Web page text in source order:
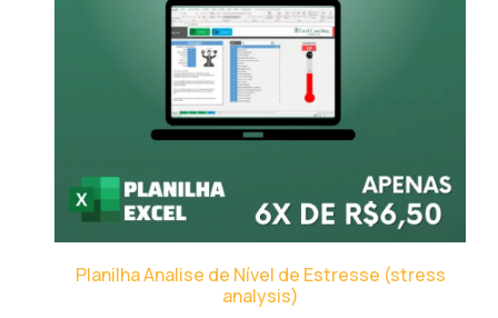
Planilha Analise de Nível de Estresse (stress
analysis)